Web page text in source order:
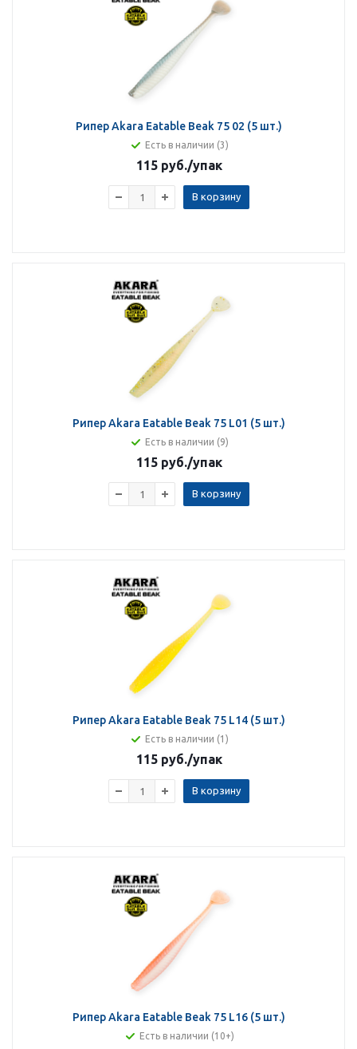
Рипер Akara Eatable Beak 75 02 (5 шт.)
Есть в наличии (3)
115 руб./упак
В корзину
Рипер Akara Eatable Beak 75 L01 (5 шт.)
Есть в наличии (9)
115 руб./упак
В корзину
Рипер Akara Eatable Beak 75 L14 (5 шт.)
Есть в наличии (1)
115 руб./упак
В корзину
Рипер Akara Eatable Beak 75 L16 (5 шт.)
Есть в наличии (10+)